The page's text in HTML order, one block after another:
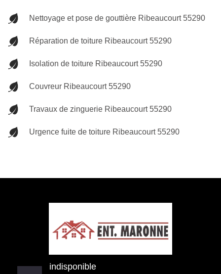
Nettoyage et pose de gouttière Ribeaucourt 55290
Réparation de toiture Ribeaucourt 55290
Isolation de toiture Ribeaucourt 55290
Couvreur Ribeaucourt 55290
Travaux de zinguerie Ribeaucourt 55290
Urgence fuite de toiture Ribeaucourt 55290
indisponible